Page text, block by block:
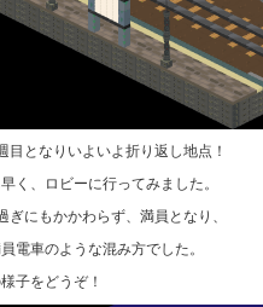
目となりいよいよ折り返し地点！
く、ロビーに行ってみました。
ぎにもかかわらず、満員となり、
電車のような混み方でした。
子をどうぞ！